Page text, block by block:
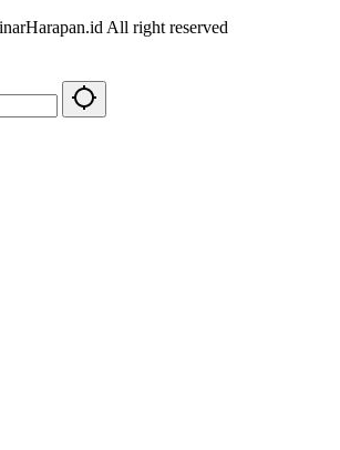
All right reserved